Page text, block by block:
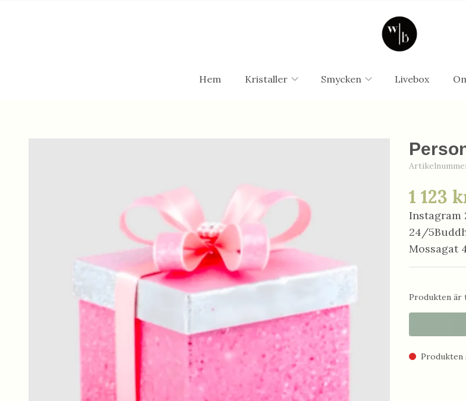
Hem Kristaller Smycken Livebox
1 123
Instagram
24/
Mossagat
Produkten är
Produkten